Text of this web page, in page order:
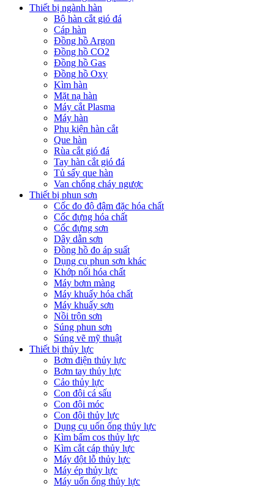
Thiết bị ngành hàn
Bộ hàn cắt gió đá
Cáp hàn
Đồng hồ Argon
Đồng hồ CO2
Đồng hồ Gas
Đồng hồ Oxy
Kìm hàn
Mặt nạ hàn
Máy cắt Plasma
Máy hàn
Phụ kiện hàn cắt
Que hàn
Rùa cắt gió đá
Tay hàn cắt gió đá
Tủ sấy que hàn
Van chống cháy ngược
Thiết bị phun sơn
Cốc đo độ đậm đặc hóa chất
Cốc đựng hóa chất
Cốc đựng sơn
Dây dẫn sơn
Đồng hồ đo áp suất
Dụng cụ phun sơn khác
Khớp nối hóa chất
Máy bơm màng
Máy khuấy hóa chất
Máy khuấy sơn
Nồi trộn sơn
Súng phun sơn
Súng vẽ mỹ thuật
Thiết bị thủy lực
Bơm điện thủy lực
Bơm tay thủy lực
Cảo thủy lực
Con đội cá sấu
Con đội móc
Con đội thủy lực
Dụng cụ uốn ống thủy lực
Kìm bấm cos thủy lực
Kìm cắt cáp thủy lực
Máy đột lỗ thủy lực
Máy ép thủy lực
Máy uốn ống thủy lực